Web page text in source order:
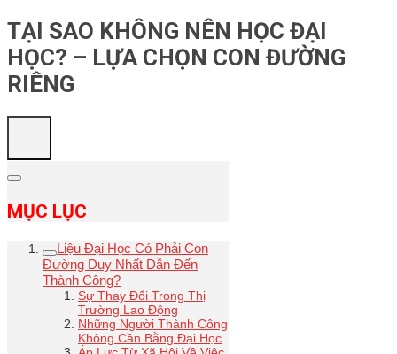
TẠI SAO KHÔNG NÊN HỌC ĐẠI
HỌC? – LỰA CHỌN CON ĐƯỜNG
RIÊNG
MỤC LỤC
Liệu Đại Học Có Phải Con
Đường Duy Nhất Dẫn Đến
Thành Công?
Sự Thay Đổi Trong Thị
Trường Lao Động
Những Người Thành Công
Không Cần Bằng Đại Học